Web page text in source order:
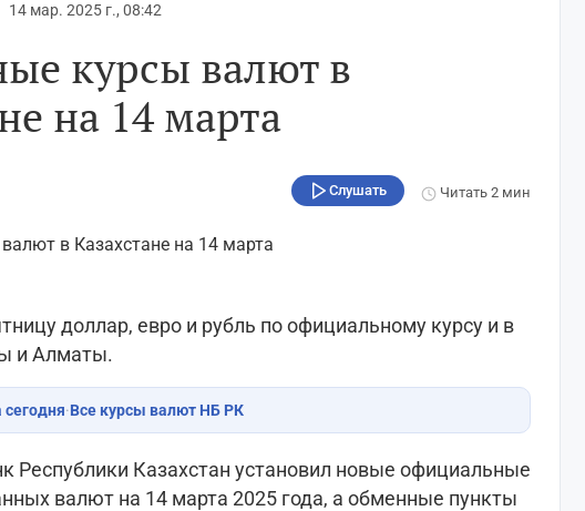
14 мар. 2025 г., 08:42
курсы валют в
на 14 марта
Слушать Читать2 мин
доллар, евро и рубль по официальному курсу и в
и Алматы.
сегодня·Все курсы валют НБ РК
Республики Казахстан установил новые официальные
валют на 14 марта 2025 года, а обменные пункты